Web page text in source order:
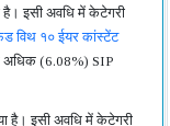
है। इसी अवधि में केटेगरी
विथ १० ईयर कांस्टेंट
अधिक (6.08%) SIP
है। इसी अवधि में केटेगरी